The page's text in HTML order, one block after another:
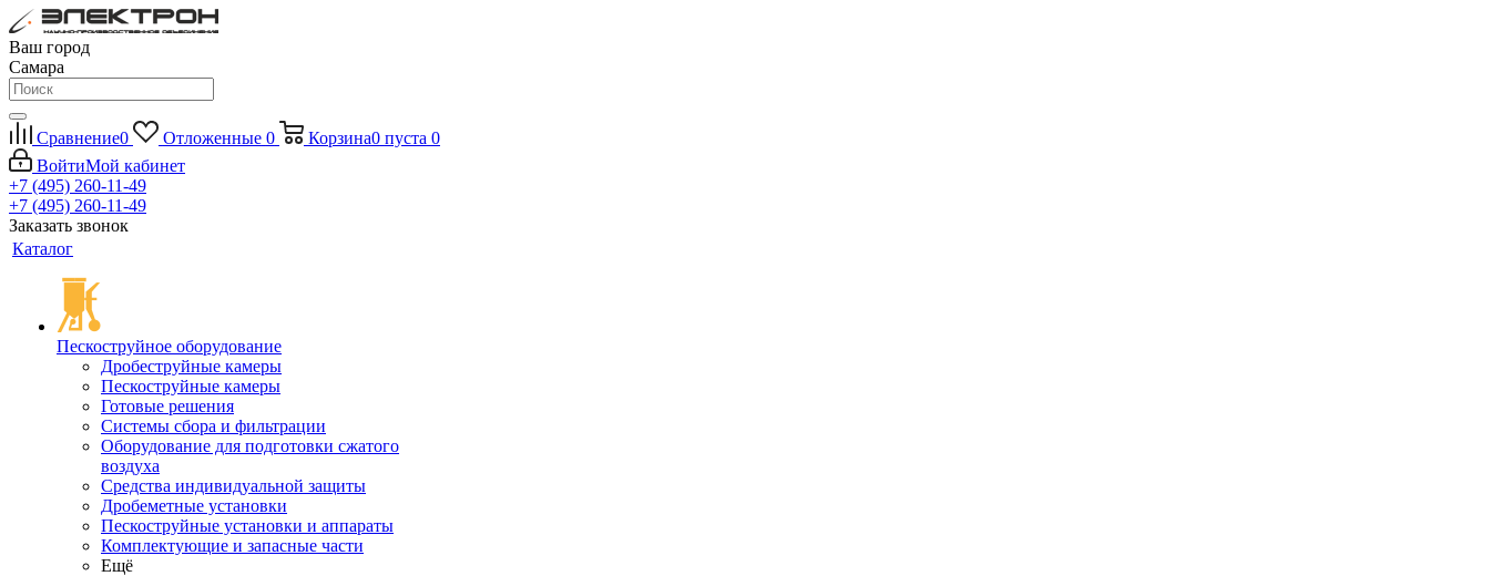
Ваш город
Самара
Сравнение0 Отложенные 0 Корзина0 пуста 0
ВойтиМой кабинет
+7 (495) 260-11-49
+7 (495) 260-11-49
Заказать звонок
Каталог
Пескоструйное оборудование
Дробеструйные камеры
Пескоструйные камеры
Готовые решения
Системы сбора и фильтрации
Оборудование для подготовки сжатого
воздуха
Средства индивидуальной защиты
Дробеметные установки
Пескоструйные установки и аппараты
Комплектующие и запасные части
Ещё